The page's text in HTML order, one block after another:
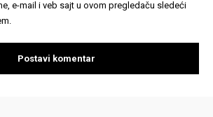
e-mail i veb sajt u ovom pregledaču sledeći